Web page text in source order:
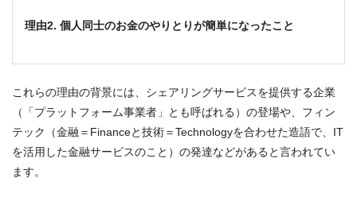
理由2. 個人同士のお金のやりとりが簡単になったこと
これらの理由の背景には、シェアリングサービスを提供する企業
（「プラットフォーム事業者」とも呼ばれる）の登場や、フィン
テック（金融＝Financeと技術＝Technologyを合わせた造語で、IT
を活用した金融サービスのこと）の発達などがあると言われてい
ます。